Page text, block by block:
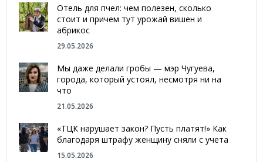
Отель для пчел: чем полезен, сколько
стоит и причем тут урожай вишен и
абрикос
29.05.2026
Мы даже делали гробы — мэр Чугуева,
города, который устоял, несмотря ни на
что
21.05.2026
«ТЦК нарушает закон? Пусть платят!» Как
благодаря штрафу женщину сняли с учета
15.05.2026